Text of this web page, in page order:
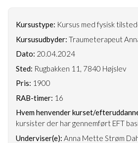
Kursustype: Kursus med fysisk
Kursusudbyder: Traumeterapeut
Dato: 20.04.2024
Sted: Rugbakken 11, 7840 Højslev
Pris: 1900
RAB-timer: 16
Hvem henvender kurset/
kursister der har gennemført EFT
Underviser(e): Anna Mette Strøm